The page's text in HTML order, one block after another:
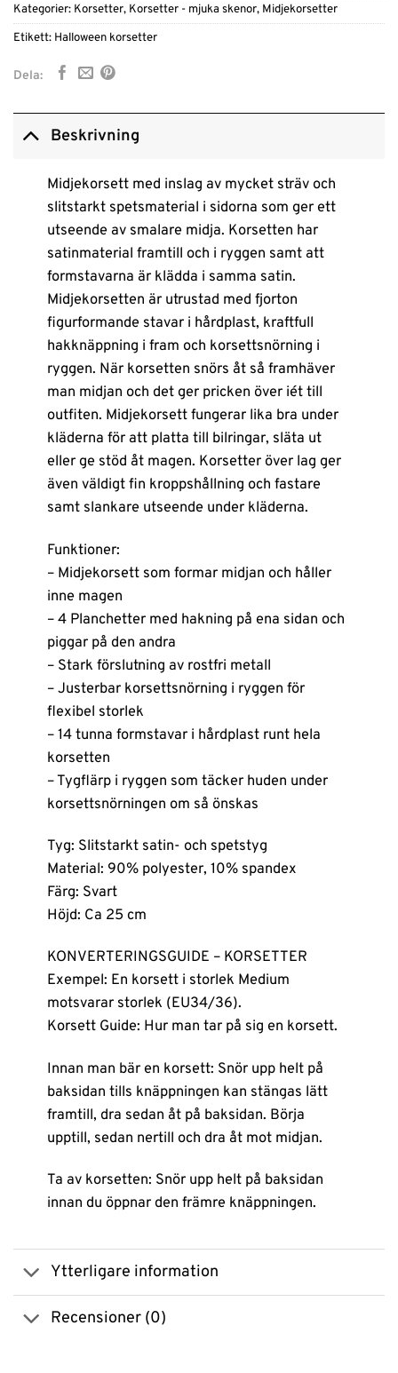
Kategorier: Korsetter, Korsetter - mjuka skenor, Midjekorsetter
Etikett: Halloween korsetter
Dela:
Beskrivning
Midjekorsett med inslag av mycket sträv och
slitstarkt spetsmaterial i sidorna som ger ett
utseende av smalare midja. Korsetten har
satinmaterial framtill och i ryggen samt att
formstavarna är klädda i samma satin.
Midjekorsetten är utrustad med fjorton
figurformande stavar i hårdplast, kraftfull
hakknäppning i fram och korsettsnörning i
ryggen. När korsetten snörs åt så framhäver
man midjan och det ger pricken över iét till
outfiten. Midjekorsett fungerar lika bra under
kläderna för att platta till bilringar, släta ut
eller ge stöd åt magen. Korsetter över lag ger
även väldigt fin kroppshållning och fastare
samt slankare utseende under kläderna.
Funktioner:
– Midjekorsett som formar midjan och håller
inne magen
– 4 Planchetter med hakning på ena sidan och
piggar på den andra
– Stark förslutning av rostfri metall
– Justerbar korsettsnörning i ryggen för
flexibel storlek
– 14 tunna formstavar i hårdplast runt hela
korsetten
– Tygflärp i ryggen som täcker huden under
korsettsnörningen om så önskas
Tyg: Slitstarkt satin- och spetstyg
Material: 90% polyester, 10% spandex
Färg: Svart
Höjd: Ca 25 cm
KONVERTERINGSGUIDE – KORSETTER
Exempel: En korsett i storlek Medium
motsvarar storlek (EU34/36).
Korsett Guide: Hur man tar på sig en korsett.
Innan man bär en korsett: Snör upp helt på
baksidan tills knäppningen kan stängas lätt
framtill, dra sedan åt på baksidan. Börja
upptill, sedan nertill och dra åt mot midjan.
Ta av korsetten: Snör upp helt på baksidan
innan du öppnar den främre knäppningen.
Ytterligare information
Recensioner (0)